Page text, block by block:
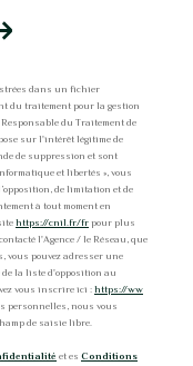
dans un fichier
du traitement pour la gestion
du Traitement de
sur l'intérêt légitime de
de suppression et sont
et libertés », vous
de limitation et de
à tout moment en
https://cnil.fr/fr pour plus
l'Agence / le Réseau, que
vous pouvez adresser une
de la liste d'opposition au
vous inscrire ici : https://ww
personnelles, nous vous
de saisie libre.
et es Conditions